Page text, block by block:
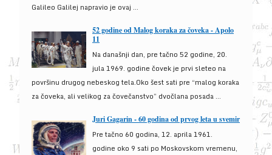
Galileo Galilej napravio je ovaj ...
52 godine od Malog koraka za čoveka - Apolo
11
Na današnji dan, pre tačno 52 godine, 20.
jula 1969. godine čovek je prvi sleteo na
površinu drugog nebeskog tela.Oko šest sati pre “malog koraka
za čoveka, ali velikog za čovečanstvo” dvočlana posada ...
Juri Gagarin - 60 godina od prvog leta u svemir
Pre tačno 60 godina, 12. aprila 1961.
godine oko 9 sati po Moskovskom vremenu,